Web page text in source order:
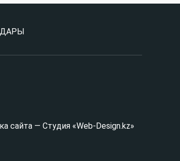
сайта — Студия «Web-Design.kz»